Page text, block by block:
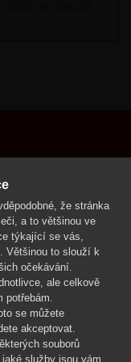
že stránka
a to většinou ve
týkající se vás,
Většinou to slouží k
očekávání.
ale celkově
potřebám.
se můžete
akceptovat.
souborů
služby jsou vám